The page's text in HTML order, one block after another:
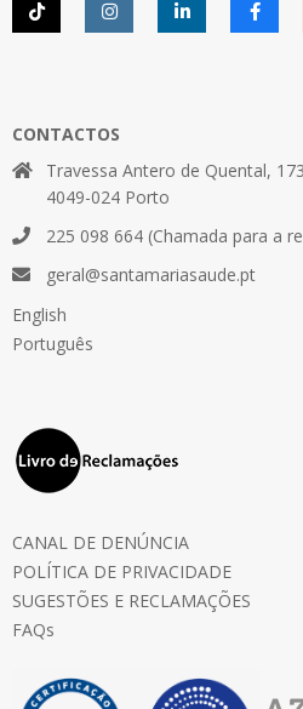
CONTACTOS
Travessa Antero de Quental,
4049-024 Porto
225 098 664 (Chamada para a
geral@santamariasaude.pt
English
Português
CANAL DE DENÚNCIA
POLÍTICA DE PRIVACIDADE
SUGESTÕES E RECLAMAÇÕES
FAQs